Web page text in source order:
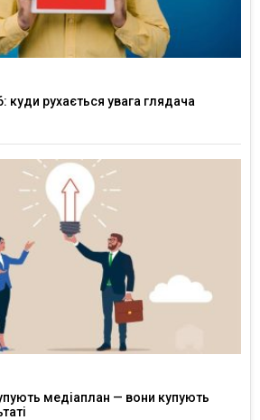
куди рухається увага глядача
медіаплан — вони купують